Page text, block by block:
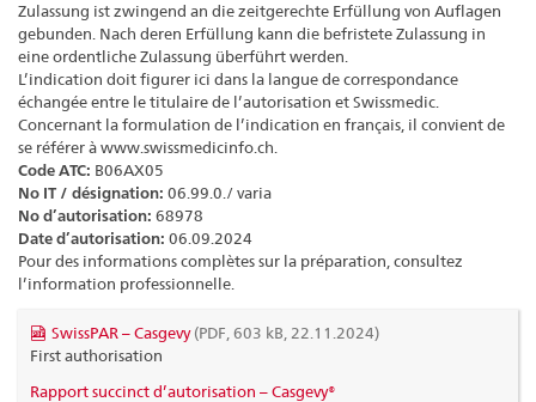
Zulassung ist zwingend an die zeitgerechte Erfüllung von Auflagen
gebunden. Nach deren Erfüllung kann die befristete Zulassung in
eine ordentliche Zulassung überführt werden.
L’indication doit figurer ici dans la langue de correspondance
échangée entre le titulaire de l’autorisation et Swissmedic.
Concernant la formulation de l’indication en français, il convient de
se référer à www.swissmedicinfo.ch.
Code ATC: B06AX05
No IT / désignation: 06.99.0./ varia
No d’autorisation: 68978
Date d’autorisation: 06.09.2024
Pour des informations complètes sur la préparation, consultez
l’information professionnelle.
SwissPAR – Casgevy(PDF, 603 kB, 22.11.2024)
First authorisation
Rapport succinct d’autorisation – Casgevy®